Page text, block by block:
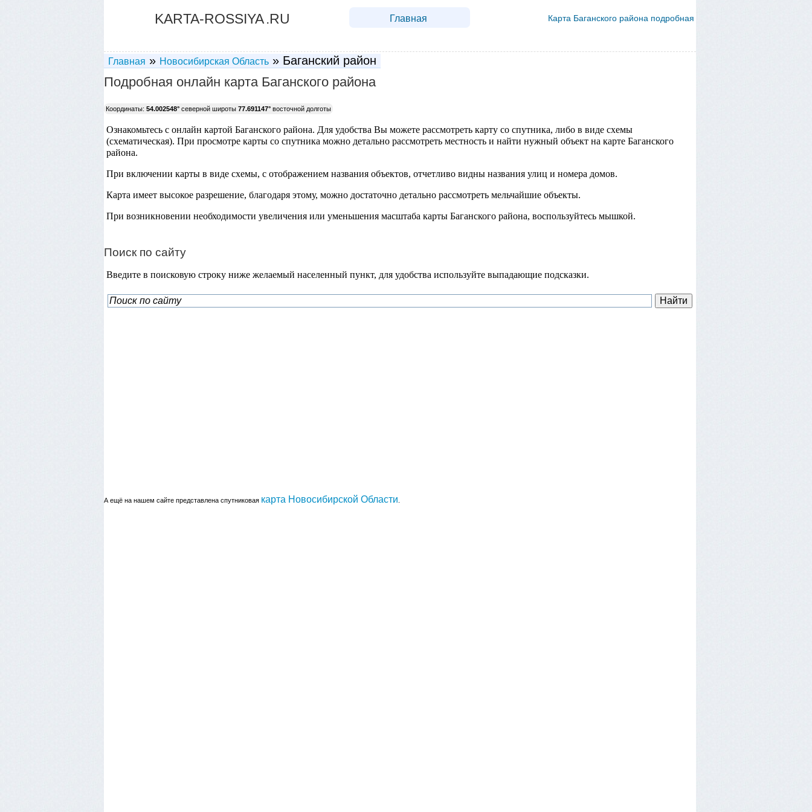
KARTA-ROSSIYA.RU Главная Карта Баганского района подробная
Главная » Новосибирская Область » Баганский район
Подробная онлайн карта Баганского района
Координаты: 54.002548° северной широты 77.691147° восточной долготы
Ознакомьтесь с онлайн картой Баганского района. Для удобства Вы можете рассмотреть карту со спутника, либо в виде схемы
(схематическая). При просмотре карты со спутника можно детально рассмотреть местность и найти нужный объект на карте Баганского
района.
При включении карты в виде схемы, с отображением названия объектов, отчетливо видны названия улиц и номера домов.
Карта имеет высокое разрешение, благодаря этому, можно достаточно детально рассмотреть мельчайшие объекты.
При возникновении необходимости увеличения или уменьшения масштаба карты Баганского района, воспользуйтесь мышкой.
Поиск по сайту
Введите в поисковую строку ниже желаемый населенный пункт, для удобства используйте выпадающие подсказки.
А ещё на нашем сайте представлена спутниковая карта Новосибирской Области